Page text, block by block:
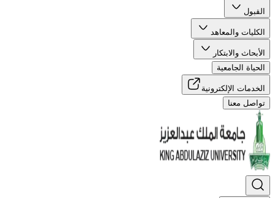
القبول
الكليات والمعاهد
الأبحاث والابتكار
الحياة الجامعية
الخدمات الإلكترونية
تواصل معنا